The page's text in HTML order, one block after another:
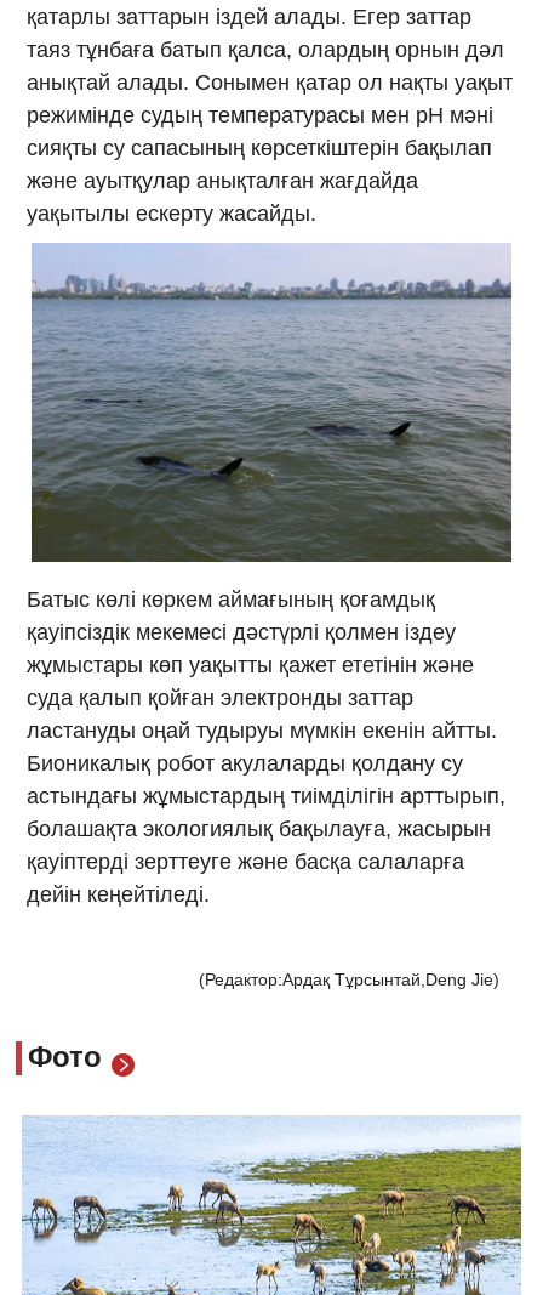
қатарлы заттарын іздей алады. Егер заттар
таяз тұнбаға батып қалса, олардың орнын дәл
анықтай алады. Сонымен қатар ол нақты уақыт
режимінде судың температурасы мен рH мәні
сияқты су сапасының көрсеткіштерін бақылап
және ауытқулар анықталған жағдайда
уақытылы ескерту жасайды.
Батыс көлі көркем аймағының қоғамдық
қауіпсіздік мекемесі дәстүрлі қолмен іздеу
жұмыстары көп уақытты қажет ететінін және
суда қалып қойған электронды заттар
ластануды оңай тудыруы мүмкін екенін айтты.
Бионикалық робот акулаларды қолдану су
астындағы жұмыстардың тиімділігін арттырып,
болашақта экологиялық бақылауға, жасырын
қауіптерді зерттеуге және басқа салаларға
дейін кеңейтіледі.
(Редактор:Ардақ Тұрсынтай,Deng Jie)
Фото